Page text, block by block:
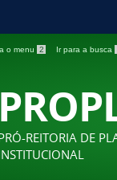
o menu 2 Ir para a busca
REITORIA DE